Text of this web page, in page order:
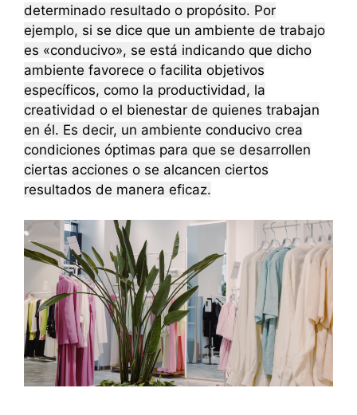
determinado resultado o propósito. Por
ejemplo, si se dice que un ambiente de trabajo
es «conducivo», se está indicando que dicho
ambiente favorece o facilita objetivos
específicos, como la productividad, la
creatividad o el bienestar de quienes trabajan
en él. Es decir, un ambiente conducivo crea
condiciones óptimas para que se desarrollen
ciertas acciones o se alcancen ciertos
resultados de manera eficaz.